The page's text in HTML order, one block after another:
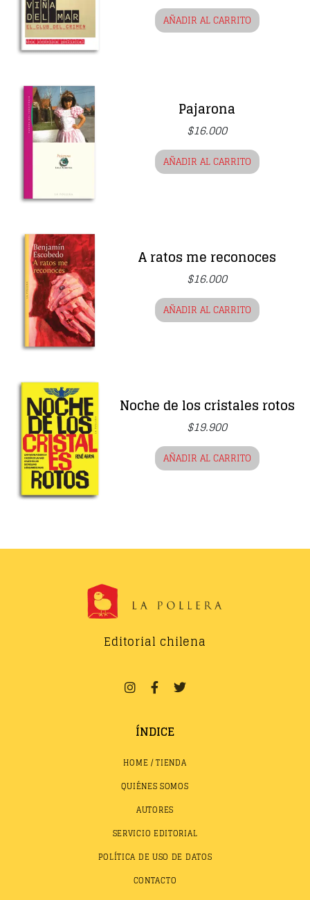
AÑADIR AL CARRITO
Pajarona
$16.000
AÑADIR AL CARRITO
A ratos me reconoces
$16.000
AÑADIR AL CARRITO
Noche de los cristales rotos
$19.900
AÑADIR AL CARRITO
Editorial chilena
ÍNDICE
HOME / TIENDA
QUIÉNES SOMOS
AUTORES
SERVICIO EDITORIAL
POLÍTICA DE USO DE DATOS
CONTACTO